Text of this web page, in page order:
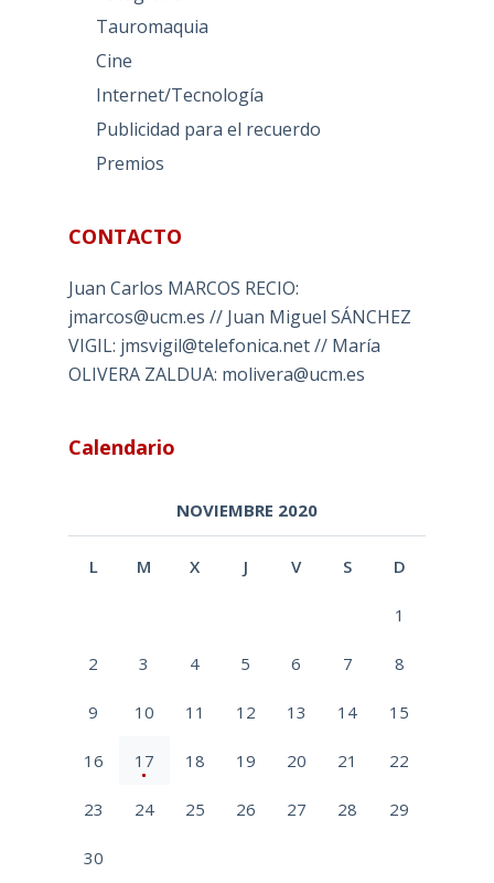
Tauromaquia
Cine
Internet/Tecnología
Publicidad para el recuerdo
Premios
CONTACTO
Juan Carlos MARCOS RECIO:
jmarcos@ucm.es // Juan Miguel SÁNCHEZ
VIGIL: jmsvigil@telefonica.net // María
OLIVERA ZALDUA: molivera@ucm.es
Calendario
NOVIEMBRE 2020
L M X J V S D
1
2 3 4 5 6 7 8
9 10 11 12 13 14 15
16 17 18 19 20 21 22
23 24 25 26 27 28 29
30